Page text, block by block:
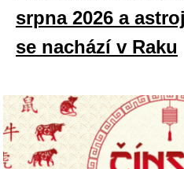
srpna 2026 a
se nachází v Raku